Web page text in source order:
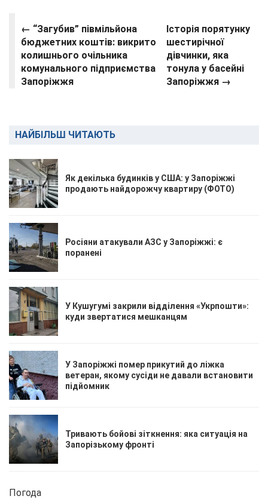
← “Загубив” півмільйона
бюджетних коштів: викрито
колишнього очільника
комунального підприємства
Запоріжжя
Історія порятунку
шестирічної
дівчинки, яка
тонула у басейні
Запоріжжя →
НАЙБІЛЬШ ЧИТАЮТЬ
Як декілька будинків у США: у Запоріжжі
продають найдорожчу квартиру (ФОТО)
Росіяни атакували АЗС у Запоріжжі: є
поранені
У Кушугумі закрили відділення «Укрпошти»:
куди звертатися мешканцям
У Запоріжжі помер прикутий до ліжка
ветеран, якому сусіди не давали встановити
підйомник
Тривають бойові зіткнення: яка ситуація на
Запорізькому фронті
Погода